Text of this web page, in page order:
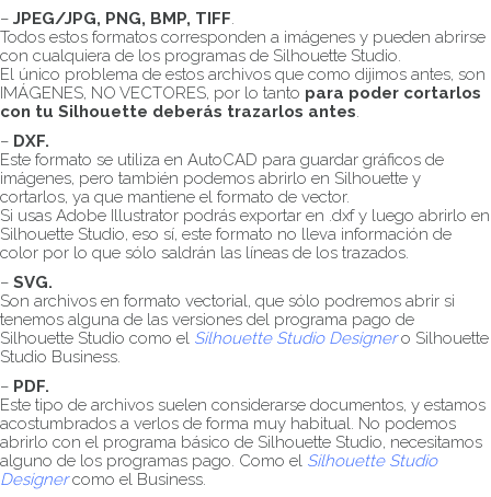
– JPEG/JPG, PNG, BMP, TIFF.
Todos estos formatos corresponden a imágenes y pueden abrirse
con cualquiera de los programas de Silhouette Studio.
El único problema de estos archivos que como dijimos antes, son
IMÁGENES, NO VECTORES, por lo tanto para poder cortarlos
con tu Silhouette deberás trazarlos antes.
– DXF.
Este formato se utiliza en AutoCAD para guardar gráficos de
imágenes, pero también podemos abrirlo en Silhouette y
cortarlos, ya que mantiene el formato de vector.
Si usas Adobe Illustrator podrás exportar en .dxf y luego abrirlo en
Silhouette Studio, eso sí, este formato no lleva información de
color por lo que sólo saldrán las líneas de los trazados.
– SVG.
Son archivos en formato vectorial, que sólo podremos abrir si
tenemos alguna de las versiones del programa pago de
Silhouette Studio como el Silhouette Studio Designero Silhouette
Studio Business.
– PDF.
Este tipo de archivos suelen considerarse documentos, y estamos
acostumbrados a verlos de forma muy habitual. No podemos
abrirlo con el programa básico de Silhouette Studio, necesitamos
alguno de los programas pago. Como el Silhouette Studio
Designercomo el Business.